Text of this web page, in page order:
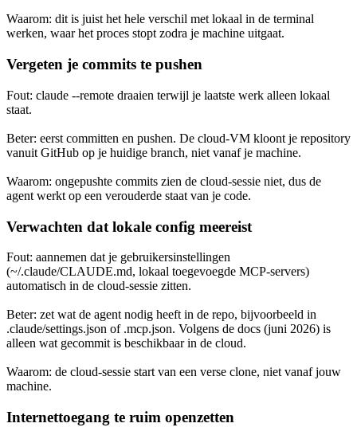
Waarom: dit is juist het hele verschil met lokaal in de terminal
werken, waar het proces stopt zodra je machine uitgaat.
Vergeten je commits te pushen
Fout: claude --remote draaien terwijl je laatste werk alleen lokaal
staat.
Beter: eerst committen en pushen. De cloud-VM kloont je repository
vanuit GitHub op je huidige branch, niet vanaf je machine.
Waarom: ongepushte commits zien de cloud-sessie niet, dus de
agent werkt op een verouderde staat van je code.
Verwachten dat lokale config meereist
Fout: aannemen dat je gebruikersinstellingen
(~/.claude/CLAUDE.md, lokaal toegevoegde MCP-servers)
automatisch in de cloud-sessie zitten.
Beter: zet wat de agent nodig heeft in de repo, bijvoorbeeld in
.claude/settings.json of .mcp.json. Volgens de docs (juni 2026) is
alleen wat gecommit is beschikbaar in de cloud.
Waarom: de cloud-sessie start van een verse clone, niet vanaf jouw
machine.
Internettoegang te ruim openzetten